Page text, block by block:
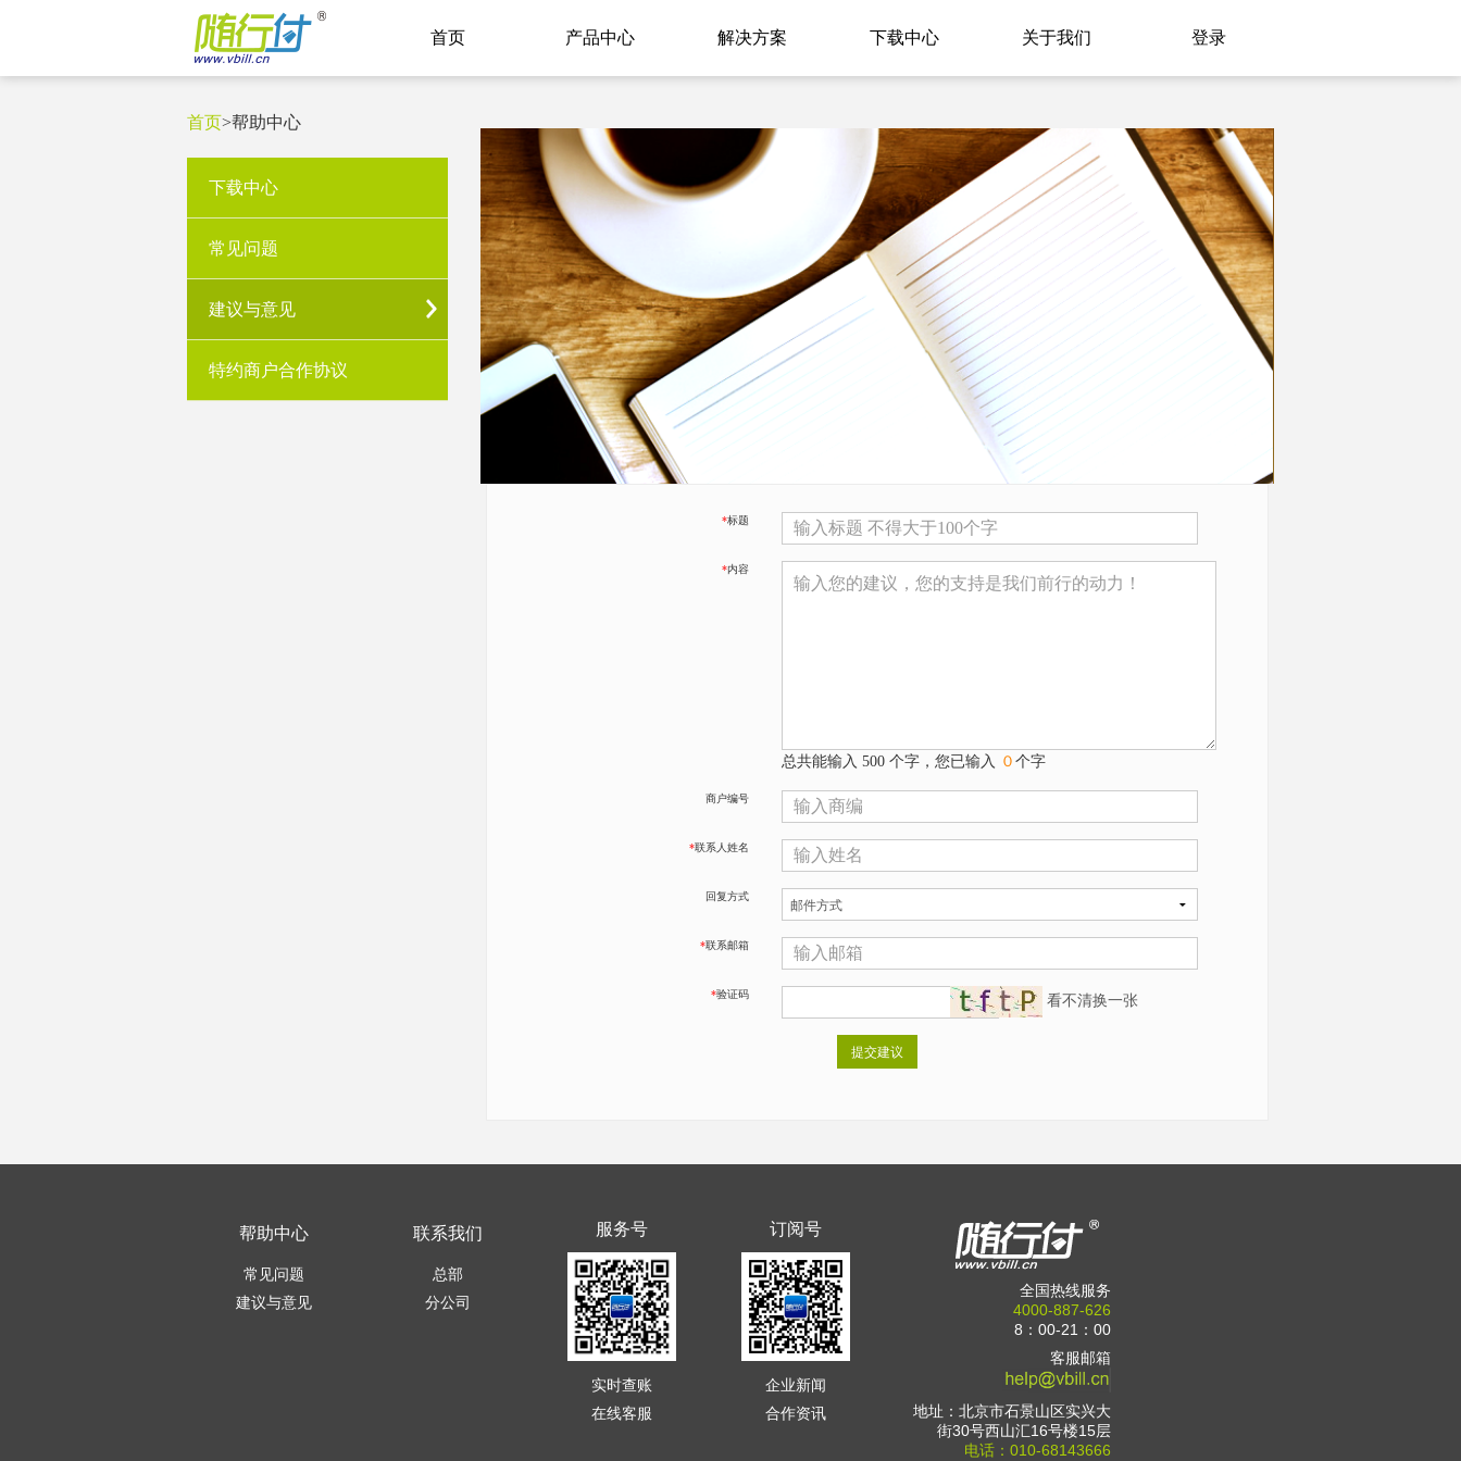
登录
关于我们
下载中心
解决方案
产品中心
首页
首页>帮助中心
下载中心
常见问题
建议与意见
特约商户合作协议
*标题
*内容
总共能输入 500 个字，您已输入 ０ 个字
商户编号
*联系人姓名
回复方式
*联系邮箱
*验证码 看不清换一张
提交建议